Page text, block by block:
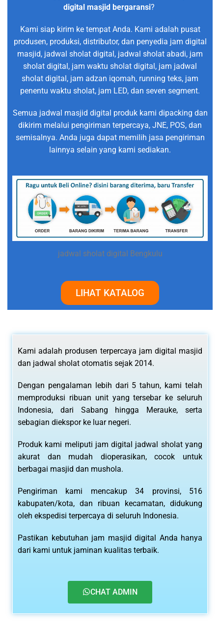
digital masjid bergaransi?
Kami siap kirim ke tempat Anda. Kami adalah pusat
produsen, produksi, distributor, dan penyedia jam digital
masjid, jadwal sholat digital, jadwal sholat abadi, jam
sholat digital, jam waktu sholat digital, jam jadwal
sholat digital, jam adzan iqomah, running teks, jam
penentu waktu sholat, jam LED, dan seven segment.
Semua jadwal masjid digital produk kami dipacking dan
dikirim melalui pengiriman terpercaya, JNE, POS, dan
semisalnya. Anda juga dapat memilih jasa pengiriman
lainnya selain yang kami sediakan.
jadwal sholat digital Bengkulu
LIHAT KATALOG
Kami adalah produsen terpercaya jam digital masjid
dan jadwal sholat otomatis sejak 2014.
Dengan pengalaman lebih dari 5 tahun, kami telah
memproduksi ribuan unit yang tersebar ke seluruh
Indonesia, dari Sabang hingga Merauke, serta
sebagian diekspor ke luar negeri.
Produk kami meliputi jam digital jadwal sholat yang
akurat dan mudah dioperasikan, cocok untuk
berbagai masjid dan mushola.
Pengiriman kami mencakup 34 provinsi, 516
kabupaten/kota, dan ribuan kecamatan, didukung
oleh ekspedisi terpercaya di seluruh Indonesia.
Pastikan kebutuhan jam masjid digital Anda hanya
dari kami untuk jaminan kualitas terbaik.
CHAT ADMIN